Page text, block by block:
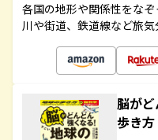
各国の地形や関係性をなぞ
川や街道、鉄道線など旅
脳が
歩き方